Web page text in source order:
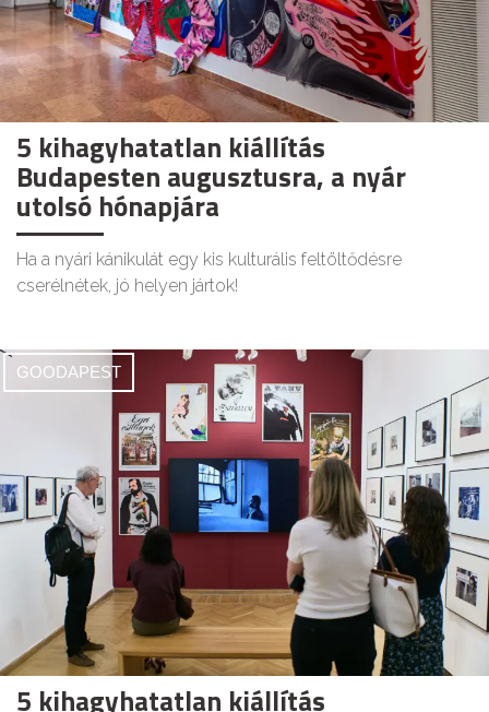
5 kihagyhatatlan kiállítás
Budapesten augusztusra, a nyár
utolsó hónapjára
Ha a nyári kánikulát egy kis kulturális feltöltődésre
cserélnétek, jó helyen jártok!
GOODAPEST
5 kihagyhatatlan kiállítás